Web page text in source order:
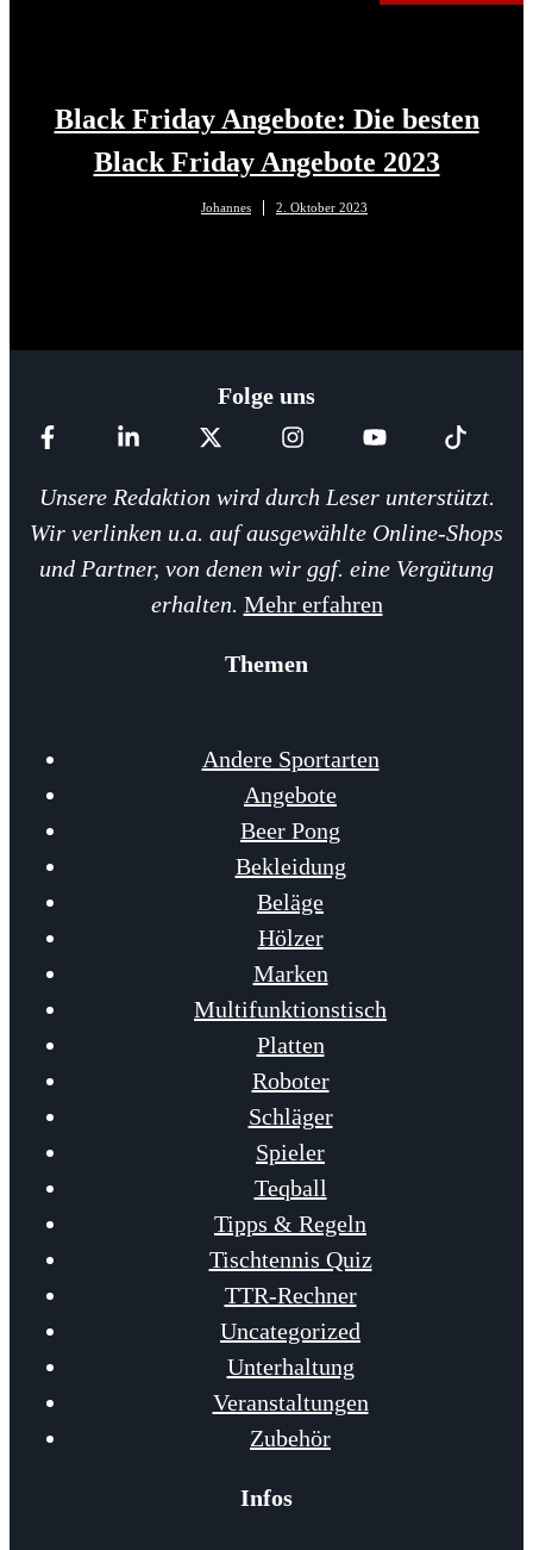
Black Friday Angebote: Die besten
Black Friday Angebote 2023
Johannes 2. Oktober 2023
Folge uns
Unsere Redaktion wird durch Leser unterstützt.
Wir verlinken u.a. auf ausgewählte Online-Shops
und Partner, von denen wir ggf. eine Vergütung
erhalten. Mehr erfahren
Themen
Andere Sportarten
Angebote
Beer Pong
Bekleidung
Beläge
Hölzer
Marken
Multifunktionstisch
Platten
Roboter
Schläger
Spieler
Teqball
Tipps & Regeln
Tischtennis Quiz
TTR-Rechner
Uncategorized
Unterhaltung
Veranstaltungen
Zubehör
Infos